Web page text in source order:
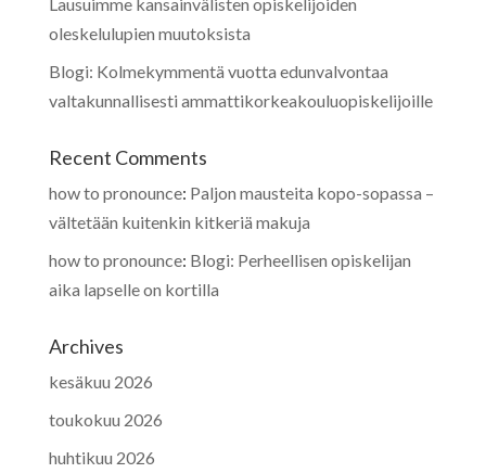
oleskelulupien muutoksista
Blogi: Kolmekymmentä vuotta edunvalvontaa
valtakunnallisesti ammattikorkeakouluopiskelijoille
Recent Comments
how to pronounce: Paljon mausteita kopo-sopassa –
vältetään kuitenkin kitkeriä makuja
how to pronounce: Blogi: Perheellisen opiskelijan
aika lapselle on kortilla
Archives
kesäkuu 2026
toukokuu 2026
huhtikuu 2026